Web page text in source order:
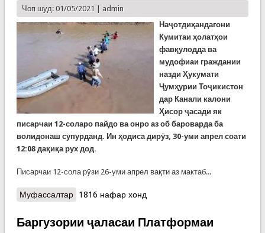
Чоп шуд: 01/05/2021 | admin
Наҷотдиҳандагони
Кумитаи ҳолатҳои
фавқулодда ва
мудофиаи граждании
назди Ҳукумати
Ҷумҳурии Тоҷикистон
дар Канали калони
Ҳисор ҷасади як
писарчаи 12-соларо пайдо ва онро аз об бароварда ба
волидонаш супурданд. Ин ҳодиса дирӯз, 30-уми апрел соати
12:08 дақиқа рух дод.
Писарчаи 12-сола рӯзи 26-уми апрел вақти аз мактаб...
Муфассалтаро Ҷасади писарбачаи 12-сола, ки чор рӯз пеш
гардид
1816 нафар хонд
Баргузории ҷаласаи Платформаи